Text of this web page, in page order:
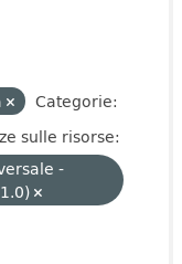
Categorie:
sulle risorse:
-